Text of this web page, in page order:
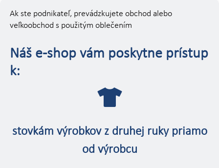
Ak ste podnikateľ, prevádzkujete obchod alebo
veľkoobchod s použitým oblečením
Náš e-shop vám poskytne prístup
k:
stovkám výrobkov z druhej ruky priamo
od výrobcu